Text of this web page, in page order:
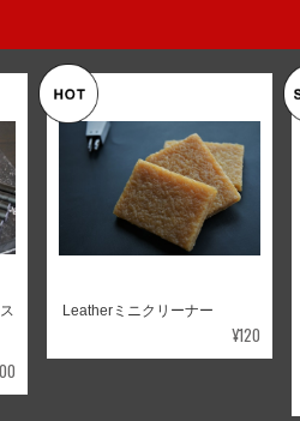
Leatherミニクリーナー
¥120